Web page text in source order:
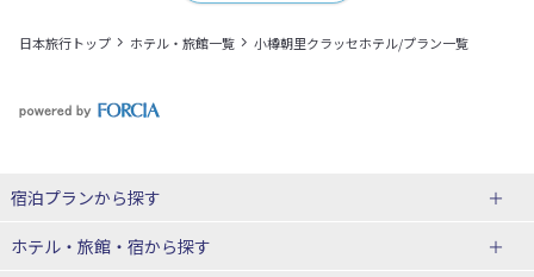
日本旅行トップ ホテル・旅館一覧 小樽朝里クラッセホテル/プラン一覧
宿泊プランから探す
北海道
ホテル・旅館・宿から探す